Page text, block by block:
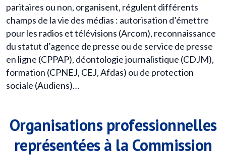
paritaires ou non, organisent, régulent différents
champs de la vie des médias : autorisation d’émettre
pour les radios et télévisions (Arcom), reconnaissance
du statut d’agence de presse ou de service de presse
en ligne (CPPAP), déontologie journalistique (CDJM),
formation (CPNEJ, CEJ, Afdas) ou de protection
sociale (Audiens)…
Organisations professionnelles
représentées à la Commission